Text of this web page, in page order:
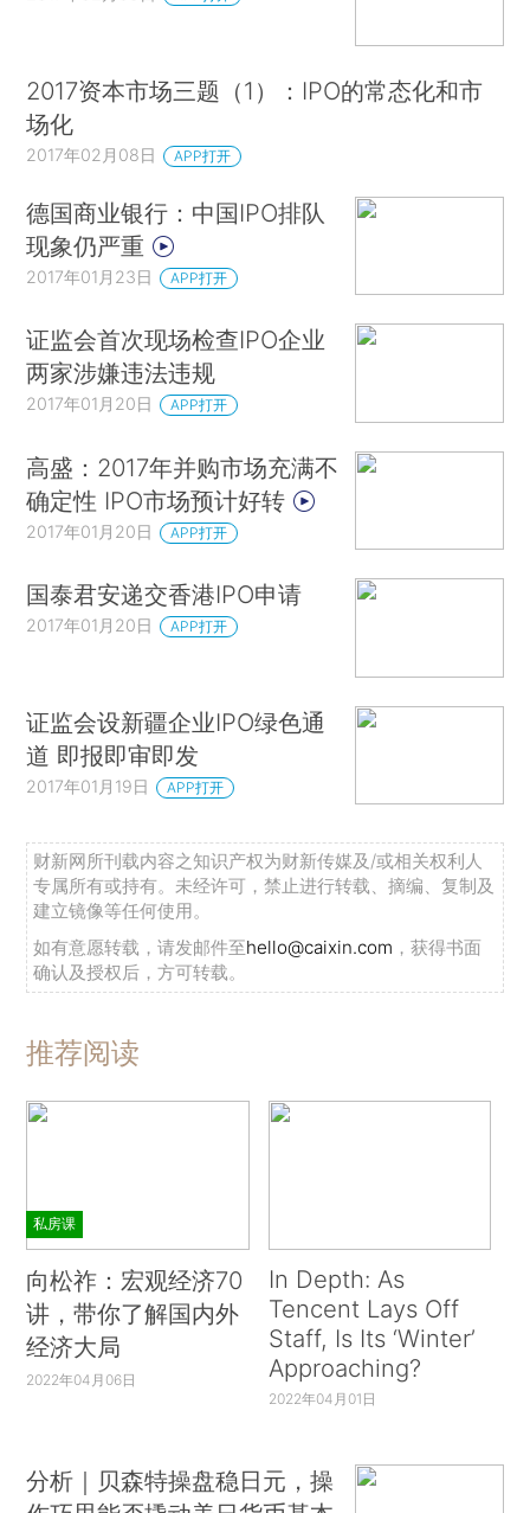
2017资本市场三题（1）：IPO的常态化和市
场化
2017年02月08日 APP打开
德国商业银行：中国IPO排队
现象仍严重
2017年01月23日 APP打开
证监会首次现场检查IPO企业
两家涉嫌违法违规
2017年01月20日 APP打开
高盛：2017年并购市场充满不
确定性 IPO市场预计好转
2017年01月20日 APP打开
国泰君安递交香港IPO申请
2017年01月20日 APP打开
证监会设新疆企业IPO绿色通
道 即报即审即发
2017年01月19日 APP打开
财新网所刊载内容之知识产权为财新传媒及/或相关权利人
专属所有或持有。未经许可，禁止进行转载、摘编、复制及
建立镜像等任何使用。
如有意愿转载，请发邮件至hello@caixin.com ，获得书面
确认及授权后，方可转载。
推荐阅读
私房课
向松祚：宏观经济70
讲，带你了解国内外
经济大局
2022年04月06日
In Depth: As
Tencent Lays Off
Staff, Is Its ‘Winter’
Approaching?
2022年04月01日
分析｜贝森特操盘稳日元，操